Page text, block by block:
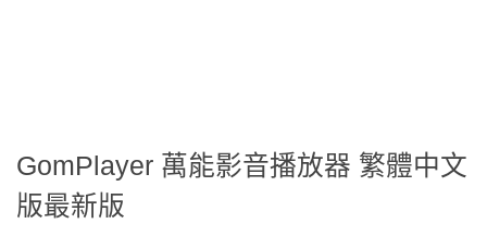
GomPlayer 萬能影音播放器 繁體中文
版最新版